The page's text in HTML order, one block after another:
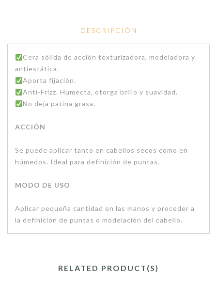
DESCRIPCIÓN
Cera sólida de acción texturizadora, modeladora y
antiestática.
Aporta fijación.
Anti-Frizz. Humecta, otorga brillo y suavidad.
No deja patina grasa.
ACCIÓN
Se puede aplicar tanto en cabellos secos como en
húmedos. Ideal para definición de puntas.
MODO DE USO
Aplicar pequeña cantidad en las manos y proceder a
la definición de puntas o modelación del cabello.
RELATED PRODUCT(S)